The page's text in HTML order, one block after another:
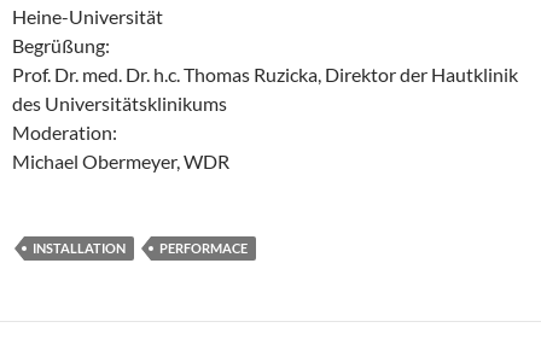
Heine-Universität
Begrüßung:
Prof. Dr. med. Dr. h.c. Thomas Ruzicka, Direktor der Hautklinik
des Universitätsklinikums
Moderation:
Michael Obermeyer, WDR
INSTALLATION PERFORMACE